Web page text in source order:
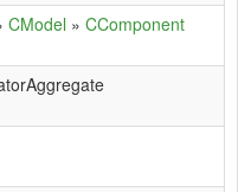
CModel » CComponent